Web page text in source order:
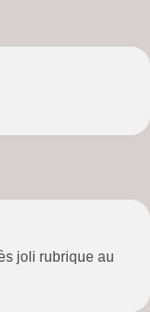
joli rubrique au